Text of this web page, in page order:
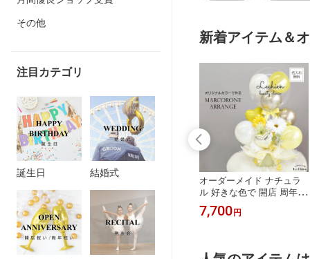
その他
注目カテゴリ
誕生日 結婚式
新着アイテム＆
数字 名入
い ヘリウ
ルーンギフ
ーン バルー
1歳 2歳 3歳
8歳 9歳 バ
女の子 店
キャンディー ブーケ スマ
イルフラワー ニコちゃん
誕生日 バルーン 花束 韓国
バレエ ダンス 発表会 卒業
式 バルーン 卒園式 バルー
ンブーケ お菓子ブーケ ミ
ニ ブーケトス かわいい ピ
3,080円
オーダーメイド ナチュラ
ル 好きな色で 開店 周年
誕生日 バルーン 発表会 結
婚式 出産祝い 退職 お見舞
ーンフラワー アレンジメ
7,700円